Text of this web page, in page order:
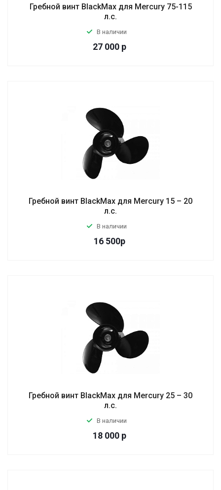
Гребной винт BlackMax для Mercury 75-115
л.с.
В наличии
27 000 р
Гребной винт BlackMax для Mercury 15 – 20
л.с.
В наличии
16 500р
Гребной винт BlackMax для Mercury 25 – 30
л.с.
В наличии
18 000 р